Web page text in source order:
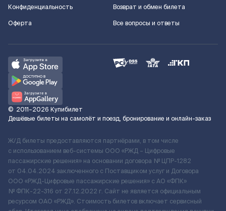
Конфиденциальность
Оферта
Возврат и обмен билета
Все вопросы и ответы
© 2011–2026 Купибилет
Дешёвые билеты на самолёт и поезд, бронирование и онлайн-заказ
Ж/Д билеты предоставляются партнёрами, в том числе
с использованием веб-системы ООО «РЖД – Цифровые
пассажирские решения» на основании договора № ЦПР-1282
от 04.04.2024 заключенного с Поставщиком услуг и Договора
ООО «РЖД-Цифровые пассажирские решения» c АО «ФПК»
№ ФПК-22-316 от 27.12.2022 г. Сайт не является официальным
ресурсом ОАО «РЖД». Стоимость билетов включает сервисный